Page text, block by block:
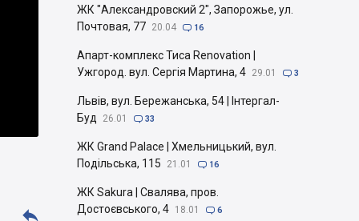

ЖК "Александровский 2", Запорожье, ул.
Почтовая, 77 20.04  16
Апарт-комплекс Тиса Renovation |
Ужгород. вул. Сергія Мартина, 4 29.01  3
Львів, вул. Бережанська, 54 | Інтергал-
Буд
26.01  33
ЖК Grand Palace | Хмельницький, вул.
Подільська, 115
21.01  16
ЖК Sakura | Свалява, пров.
Достоєвського, 4 18.01  6